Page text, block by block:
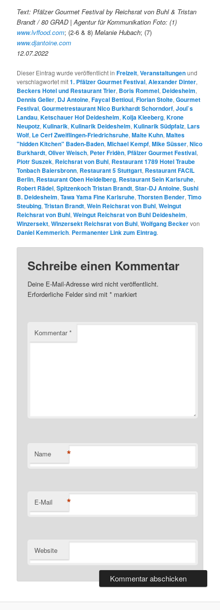
Text: Pfälzer Gourmet Festival by Reichsrat von Buhl & Tristan
Brandt / 80 GRAD | Agentur für Kommunikation Foto: (1)
www.lvffood.com; (2-6 & 8)Melanie Hubach; (7)
www.djantoine.com
12.07.2022
Dieser Eintrag wurde veröffentlicht inFreizeit,Veranstaltungenund
verschlagwortet mit1. Pfälzer Gourmet Festival,Alexander Dinter,
Beckers Hotel und Restaurant Trier, Boris Rommel, Deidesheim,
Dennis Geller, DJ Antoine,Faycal Bettioui,Florian Stolte,Gourmet
Festival,Gourmetrestaurant Nico Burkhardt Schorndorf,Joul`s
Landau,Ketschauer Hof Deidesheim,Kolja Kleeberg,Krone
Neupotz,Kulinarik,Kulinarik Deidesheim,Kulinarik Südpfalz, Lars
Wolf, Le Cerf Zweiflingen-Friedrichsruhe,Malte Kuhn,Maltes
"hidden Kitchen" Baden-Baden,Michael Kempf,Mike Süsser,Nico
Burkhardt,Oliver Weisch, Peter Fridèn, Pfälzer Gourmet Festival,
Piotr Suszek, Reichsrat von Buhl, Restaurant 1789 Hotel Traube
Tonbach Baiersbronn, Restaurant 5 Stuttgart, Restaurant FACIL
Berlin, Restaurant Oben Heidelberg, Restaurant Sein Karlsruhe,
Robert Rädel,Spitzenkoch Tristan Brandt,Star-DJ Antoine,Sushi
B. Deidesheim,Tawa Yama Fine Karlsruhe,Thorsten Bender,Timo
Steubing,Tristan Brandt,Wein Reichsrat von Buhl,Weingut
Reichsrat von Buhl,Weingut Reichsrat von Buhl Deidesheim,
Winzersekt,Winzersekt Reichsrat von Buhl,Wolfgang Beckervon
Daniel Kemmerich. Permanenter Link zum Eintrag.
Schreibe einen Kommentar
Deine E-Mail-Adresse wird nicht veröffentlicht.
Erforderliche Felder sind mit* markiert
Kommentar*
Name *
E-Mail *
Website